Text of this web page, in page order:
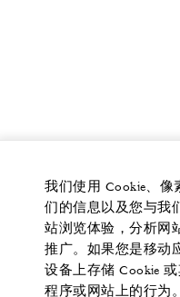
我们使用 Cookie、
们的信息以及您与我
站浏览体验，分析网
推广。如果您是移动
设备上存储 Cookie
程序或网站上的行为